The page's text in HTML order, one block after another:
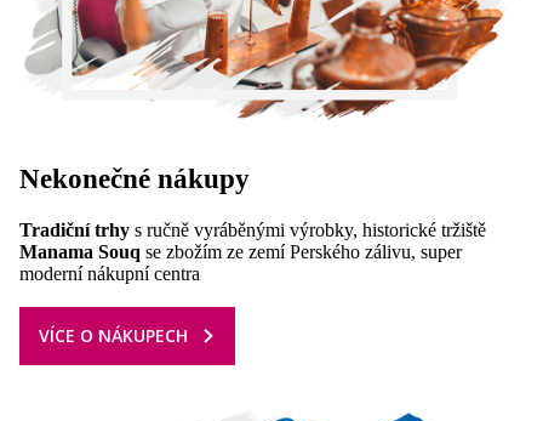
Nekonečné nákupy
Tradiční trhy s ručně vyráběnými výrobky, historické tržiště
Manama Souq se zbožím ze zemí Perského zálivu, super
moderní nákupní centra
VÍCE O NÁKUPECH